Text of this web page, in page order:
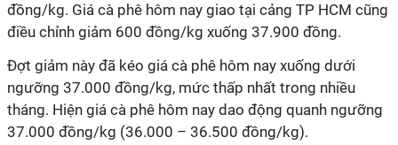
đồng/kg. Giá cà phê hôm nay giao tại cảng TP HCM cũng
điều chỉnh giảm 600 đồng/kg xuống 37.900 đồng.
Đợt giảm này đã kéo giá cà phê hôm nay xuống dưới
ngưỡng 37.000 đồng/kg, mức thấp nhất trong nhiều
tháng. Hiện giá cà phê hôm nay dao động quanh ngưỡng
37.000 đồng/kg (36.000 – 36.500 đồng/kg).